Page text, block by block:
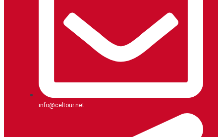
info@celtour.net